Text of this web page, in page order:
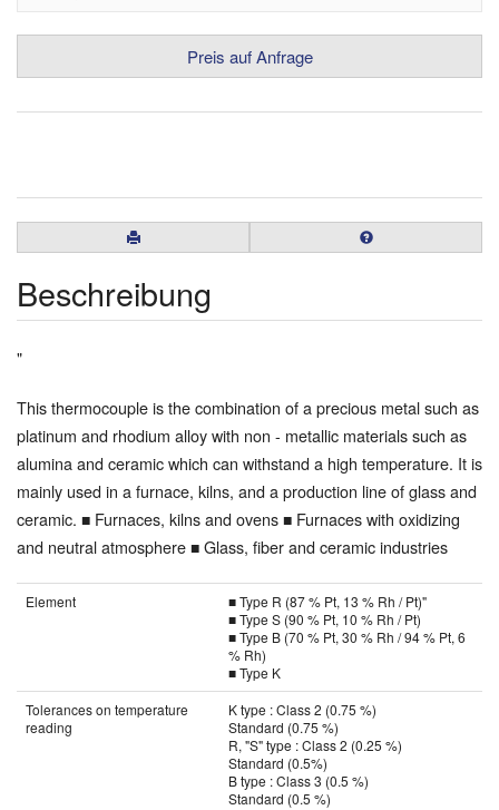
Preis auf Anfrage
Beschreibung
"
This thermocouple is the combination of a precious metal such as
platinum and rhodium alloy with non - metallic materials such as
alumina and ceramic which can withstand a high temperature. It is
mainly used in a furnace, kilns, and a production line of glass and
ceramic. ■ Furnaces, kilns and ovens ■ Furnaces with oxidizing
and neutral atmosphere ■ Glass, fiber and ceramic industries
Element
■ Type R (87 % Pt, 13 % Rh / Pt)"
■ Type S (90 % Pt, 10 % Rh / Pt)
■ Type B (70 % Pt, 30 % Rh / 94 % Pt, 6
% Rh)
■ Type K
Tolerances on temperature
reading
K type : Class 2 (0.75 %)
Standard (0.75 %)
R, "S" type : Class 2 (0.25 %)
Standard (0.5%)
B type : Class 3 (0.5 %)
Standard (0.5 %)